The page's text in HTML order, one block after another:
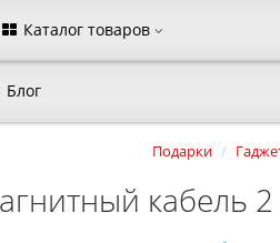
Каталог товаров
Блог
Подарки
Выберите пожалуйста язык
Русский Українська
кабель